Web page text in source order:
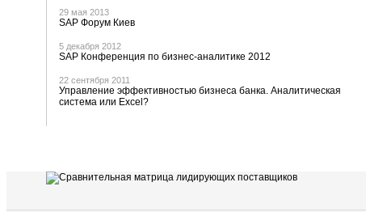
29 мая 2013
SAP Форум Киев
5 декабря 2012
SAP Конференция по бизнес-аналитике 2012
22 сентября 2011
Управление эффективностью бизнеса банка. Аналитическая
система или Excel?